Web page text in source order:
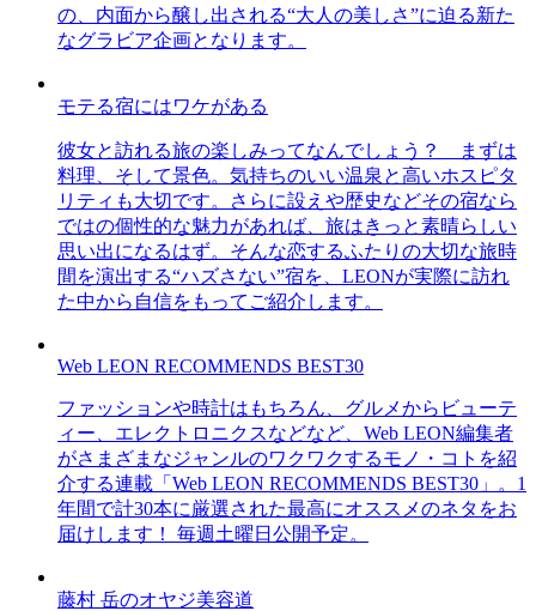
の、内面から醸し出される“大人の美しさ”に迫る新た
なグラビア企画となります。
モテる宿にはワケがある
彼女と訪れる旅の楽しみってなんでしょう？ まずは
料理、そして景色。気持ちのいい温泉と高いホスピタ
リティも大切です。さらに設えや歴史などその宿なら
ではの個性的な魅力があれば、旅はきっと素晴らしい
思い出になるはず。そんな恋するふたりの大切な旅時
間を演出する“ハズさない”宿を、LEONが実際に訪れ
た中から自信をもってご紹介します。
Web LEON RECOMMENDS BEST30
ファッションや時計はもちろん、グルメからビューテ
ィー、エレクトロニクスなどなど、Web LEON編集者
がさまざまなジャンルのワクワクするモノ・コトを紹
介する連載「Web LEON RECOMMENDS BEST30」。1
年間で計30本に厳選された最高にオススメのネタをお
届けします！ 毎週土曜日公開予定。
藤村 岳のオヤジ美容道